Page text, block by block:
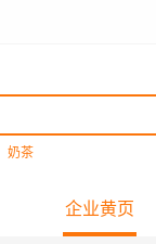
奶茶
企业黄页